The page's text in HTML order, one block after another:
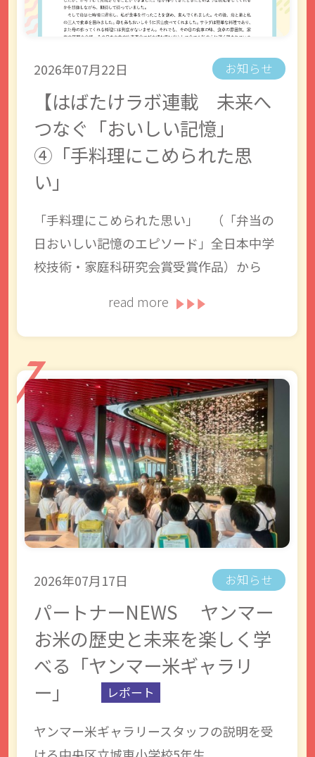
2026年07月22日 お知らせ
【はばたけラボ連載 未来へ
つなぐ「おいしい記憶」
④「手料理にこめられた思
い」
「手料理にこめられた思い」 （「弁当の
日おいしい記憶のエピソード」全日本中学
校技術・家庭科研究会賞受賞作品）から
read more
2026年07月17日 お知らせ
パートナーNEWS ヤンマー
お米の歴史と未来を楽しく学
べる「ヤンマー米ギャラリ
ー」
レポート
ヤンマー米ギャラリースタッフの説明を受